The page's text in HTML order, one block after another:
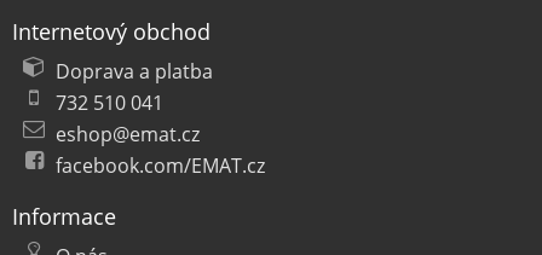
Internetový obchod
Doprava a platba
732 510 041
eshop@emat.cz
facebook.com/EMAT.cz
Informace